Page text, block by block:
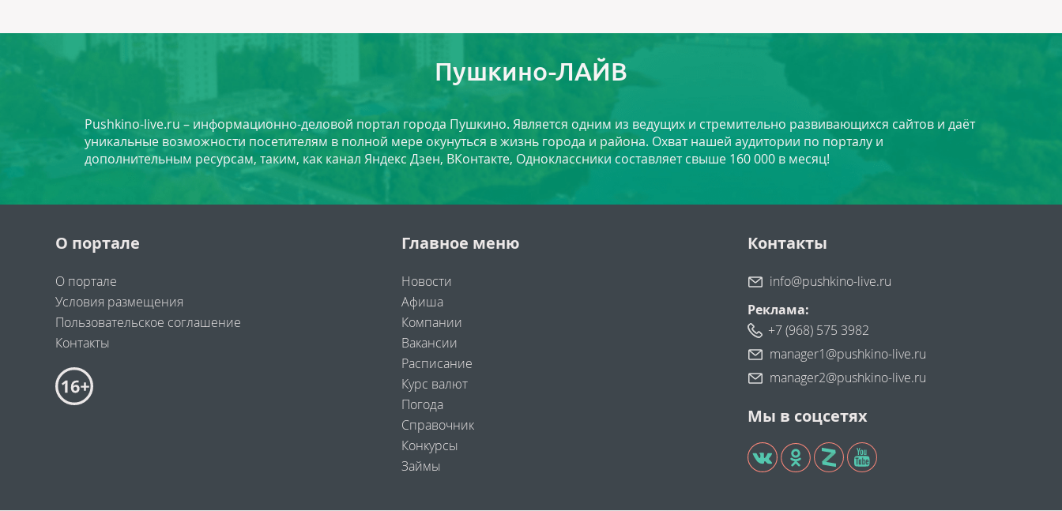
Пушкино-ЛАЙВ
Pushkino-live.ru – информационно-деловой портал города Пушкино. Является одним из ведущих и стремительно развивающихся сайтов и даёт
уникальные возможности посетителям в полной мере окунуться в жизнь города и района. Охват нашей аудитории по порталу и
дополнительным ресурсам, таким, как канал Яндекс Дзен, ВКонтакте, Одноклассники составляет свыше 160 000 в месяц!
О портале
О портале
Условия размещения
Пользовательское соглашение
Контакты
Главное меню
Новости
Афиша
Компании
Вакансии
Расписание
Курс валют
Погода
Справочник
Конкурсы
Займы
Контакты
info@pushkino-live.ru
Реклама:
+7 (968) 575 3982
manager1@pushkino-live.ru
manager2@pushkino-live.ru
Мы в соцсетях